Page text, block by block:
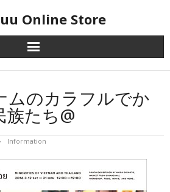
Online Store
ムのカラフルでか
族たち@
Information